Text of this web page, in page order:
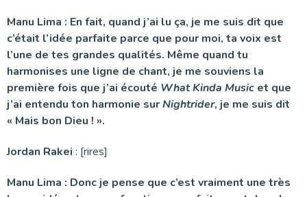
Manu Lima : En fait, quand j’ai lu ça, je me suis dit que
c’était l’idée parfaite parce que pour moi, ta voix est
l’une de tes grandes qualités. Même quand tu
harmonises une ligne de chant, je me souviens la
première fois que j’ai écouté What Kinda Music et que
j’ai entendu ton harmonie surNightrider, je me suis dit
« Mais bon Dieu ! ».
Jordan Rakei : [rires]
Manu Lima : Donc je pense que c’est vraiment une très